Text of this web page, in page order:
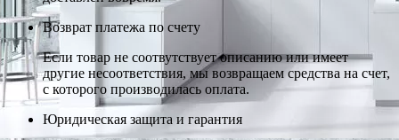
Возврат платежа по счету
Если товар не соотвутствует описанию или имеет
другие несоответствия, мы возвращаем средства на счет,
с которого производилась оплата.
Юридическая защита и гарантия